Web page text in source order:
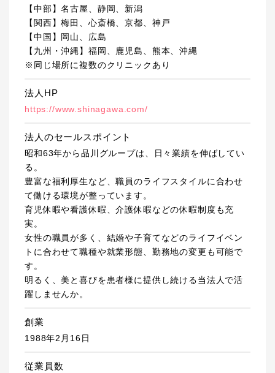
【中部】名古屋、静岡、新潟
【関西】梅田、心斎橋、京都、神戸
【中国】岡山、広島
【九州・沖縄】福岡、鹿児島、熊本、沖縄
※同じ場所に複数のクリニックあり
法人HP
https://www.shinagawa.com/
法人のセールスポイント
昭和63年から品川グループは、日々業績を伸ばしてい
る。
豊富な福利厚生など、職員のライフスタイルに合わせ
て働ける環境が整っています。
育児休暇や看護休暇、介護休暇などの休暇制度も充
実。
女性の職員が多く、結婚や子育てなどのライフイベン
トに合わせて職種や就業形態、勤務地の変更も可能で
す。
明るく、美と喜びを患者様に提供し続ける当法人で活
躍しませんか。
創業
1988年2月16日
従業員数